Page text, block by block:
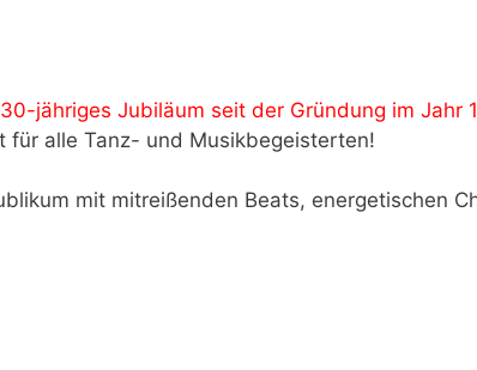
jähriges Jubiläum seit der Gründung im Jahr
für alle Tanz- und Musikbegeisterten!
mit mitreißenden Beats, energetischen